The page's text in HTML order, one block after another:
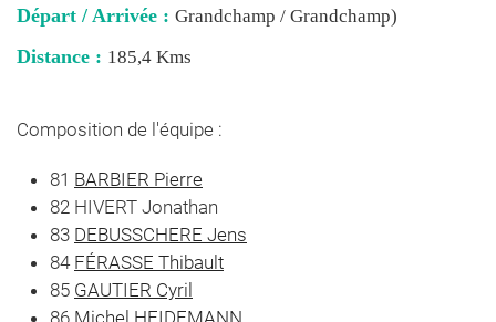
Départ / Arrivée : Grandchamp / Grandchamp)
Distance : 185,4 Kms
Composition de l'équipe :
81 BARBIER Pierre
82 HIVERT Jonathan
83 DEBUSSCHERE Jens
84 FÉRASSE Thibault
85 GAUTIER Cyril
86 Michel HEIDEMANN